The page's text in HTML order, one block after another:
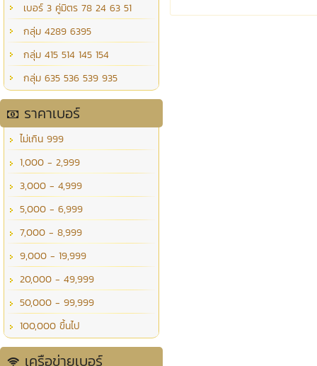
เบอร์ 3 คู่มิตร 78 24 63 51
กลุ่ม 4289 6395
กลุ่ม 415 514 145 154
กลุ่ม 635 536 539 935
ราคาเบอร์
ไม่เกิน 999
1,000 - 2,999
3,000 - 4,999
5,000 - 6,999
7,000 - 8,999
9,000 - 19,999
20,000 - 49,999
50,000 - 99,999
100,000 ขึ้นไป
เครือข่ายเบอร์